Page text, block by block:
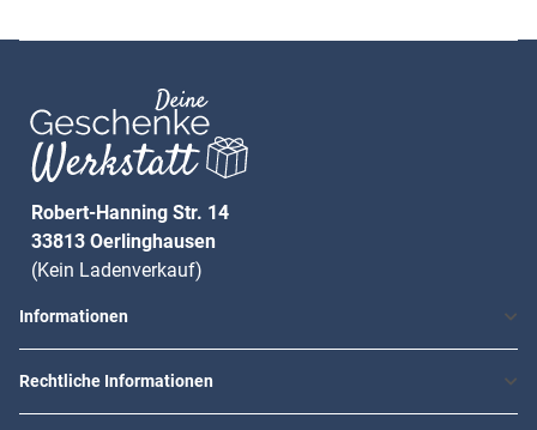
Robert-Hanning Str. 14
33813 Oerlinghausen
(Kein Ladenverkauf)
Informationen
Rechtliche Informationen